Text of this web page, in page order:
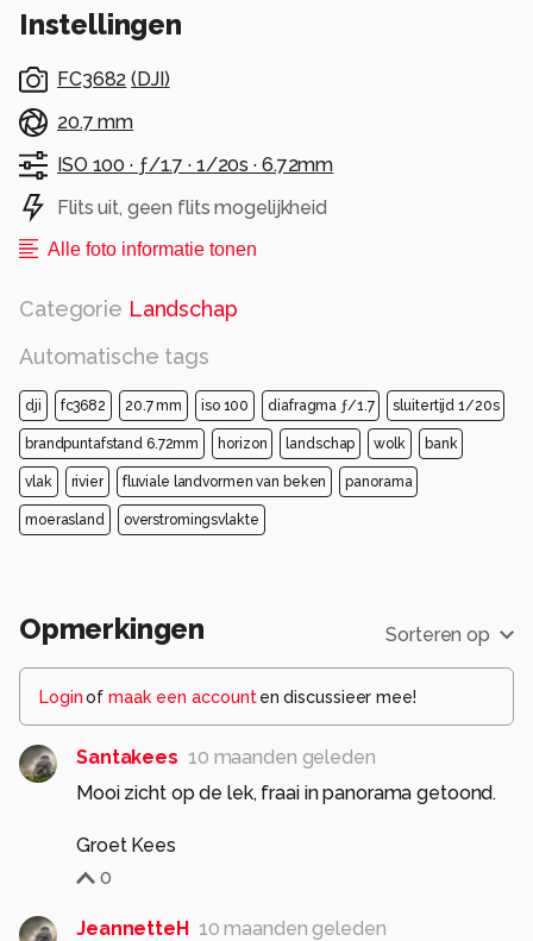
Instellingen
FC3682 (DJI)
20.7 mm
ISO 100 · ƒ/1.7 · 1/20s · 6.72mm
Flits uit, geen flits mogelijkheid
Alle foto informatie tonen
Categorie Landschap
Automatische tags
dji fc3682 20.7 mm iso 100 diafragma ƒ/1.7 sluitertijd 1/20s
brandpuntafstand 6.72mm horizon landschap wolk bank
vlak rivier fluviale landvormen van beken panorama
moerasland overstromingsvlakte
Opmerkingen Sorteren op
Loginof maak een account en discussieer mee!
Santakees 10 maanden geleden
Mooi zicht op de lek, fraai in panorama getoond.
Groet Kees
0
JeannetteH 10 maanden geleden